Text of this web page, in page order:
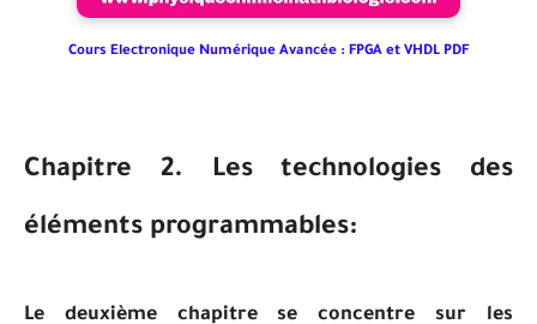
Cours Electronique Numérique Avancée : FPGA et VHDL PDF
Chapitre 2. Les technologies des
éléments programmables:
Le deuxième chapitre se concentre sur les